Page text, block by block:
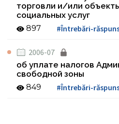
торговли и/или
социальных услуг
897 #Întrebări-
2006-07
об уплате налогов
свободной зоны
849 #Întrebări-